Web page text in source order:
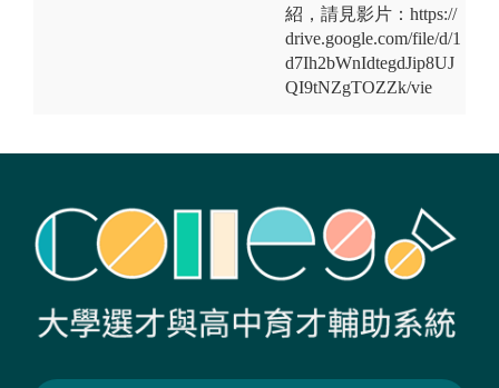
紹，請見影片：https://
drive.google.com/file/d/1
d7Ih2bWnIdtegdJip8UJ
QI9tNZgTOZZk/vie